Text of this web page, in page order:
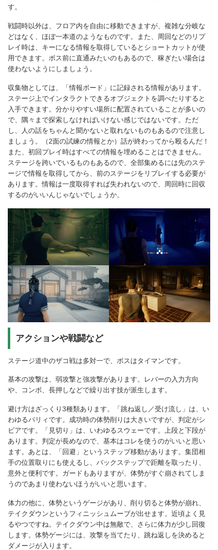
す。
戦闘時以外は、フロア内を自由に移動できますが、複雑な分岐な
どはなく、ほぼ一本道のようなものです。また、周回などのリプ
レイ時は、キーになる情報を取得しているとショートカットが使
用できます。ボス前に直通みたいのもあるので、稼ぎたい場合は
使わないようにしましょう。
収集物としては、「情報ボード」に記録される情報があります。
ステージ上でインタラクトできるオブジェクトを調べたりすると
入手できます。分かりやすい場所に配置されていることが多いの
で、隅々まで探索しなければいけない感じではないです。ただ
し、人の話をちゃんと聞かないと取れないものもあるので注意し
ましょう。（2面の試練の情報とか）話が終わってから殴るんだ！
また、初回プレイ時はすべての情報を埋めることはできません。
ステージを跨いでいるものもあるので、全部集めるには先のステ
ージで情報を取得してから、前のステージをリプレイする必要が
あります。情報は一度取得すれば失われないので、周回時に回収
するのがいいんじゃないでしょうか。
アクションや戦闘など
ステージ道中のザコ戦は多対一で、ボスはタイマンです。
基本の攻撃は、弱攻撃と強攻撃があります。レバーの入力方向
や、コンボ、長押しなどで繰り出す技が派生します。
避け方はざっくり3種類あります。「跳ね返し／受け流し」は、い
わゆるパリィです。成功時の体勢削りは大きいですが、判定がシ
ビアです。「見切り」は、いわゆるスウェーです。上段と下段が
あります。判定が長めなので、基本はコレを使うのがいいと思い
ます。あとは、「回避」というステップ移動があります。集団相
手の位置取りにも使えるし、バックステップで距離を取ったり、
意外と便利です。ガードもありますが、体勢がすぐ崩されてしま
うのであまり使わないほうがいいと思います。
体力の他に、体勢というゲージがあり、削り切ると体勢が崩れ、
テイクダウンというフィニッシュムーブが出せます。近頃よく見
るやつですね。テイクダウン中は無敵で、さらに体力が少し回復
します。体勢ゲージには、攻撃を当てたり、跳ね返しを決めると
ダメージが入ります。